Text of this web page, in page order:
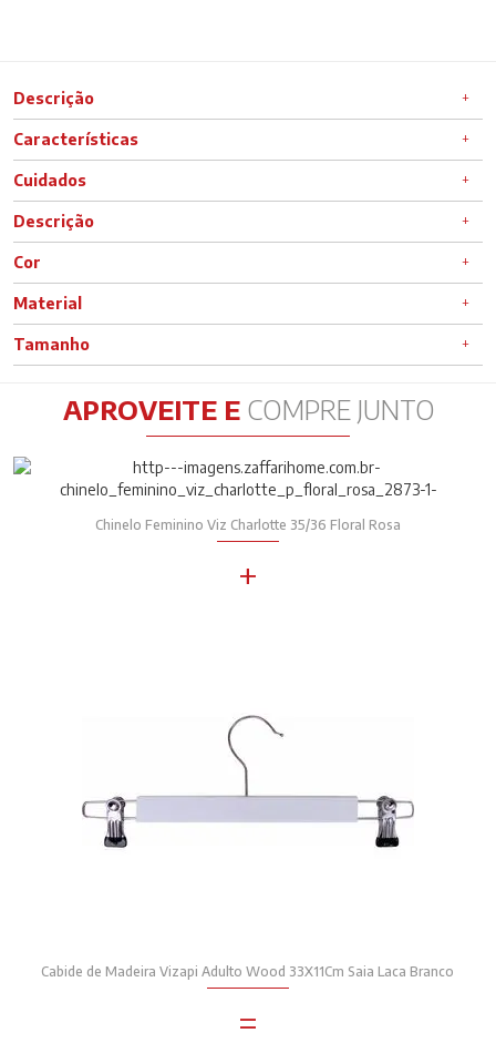
Descrição
Características
Cuidados
Descrição
Cor
Material
Tamanho
APROVEITE ECOMPRE JUNTO
Chinelo Feminino Viz Charlotte 35/36 Floral Rosa
+
Cabide de Madeira Vizapi Adulto Wood 33X11Cm Saia Laca Branco
=